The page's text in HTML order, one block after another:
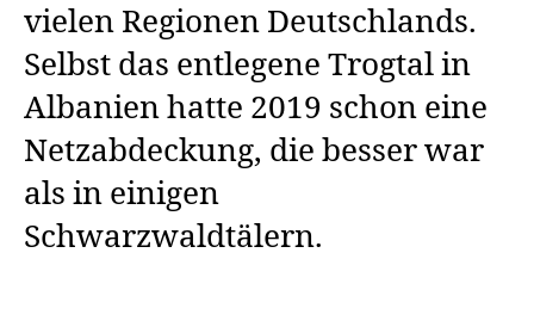
vielen Regionen Deutschlands.
Selbst das entlegene Trogtal in
Albanien hatte 2019 schon eine
Netzabdeckung, die besser war
als in einigen
Schwarzwaldtälern.